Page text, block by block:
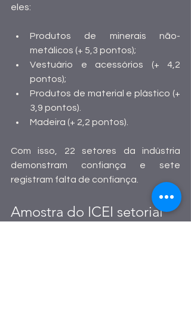
eles:
Produtos de minerais não-
metálicos (+ 5,3 pontos);
Vestuário e acessórios (+ 4,2
pontos);
Produtos de material e plástico (+
3,9 pontos).
Madeira (+ 2,2 pontos).
Com isso, 22 setores da indústria
demonstram confiança e sete
registram falta de confiança.
Amostra do ICEI setorial